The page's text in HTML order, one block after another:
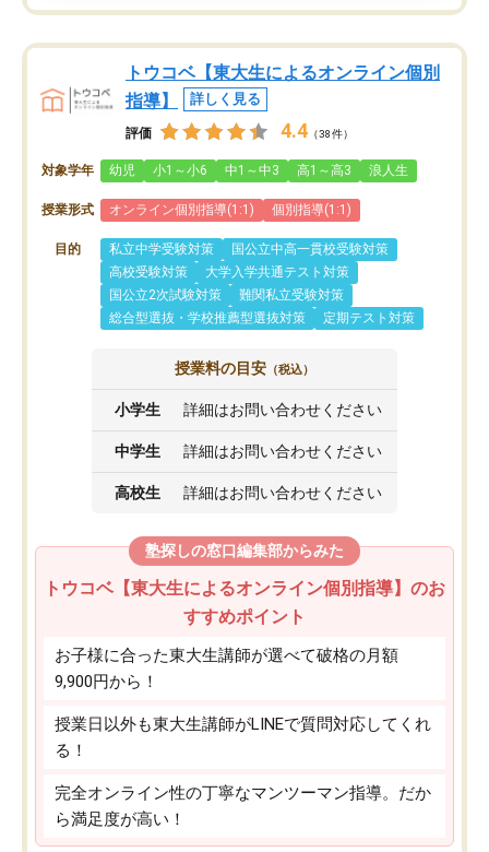
トウコベ【東大生によるオンライン個別
指導】
詳しく見る
評価 4.4 （38件）
対象学年 幼児 小1～小6 中1～中3 高1～高3 浪人生
授業形式 オンライン個別指導(1:1) 個別指導(1:1)
目的 私立中学受験対策
国公立中高一貫校受験対策
高校受験対策
大学入学共通テスト対策
国公立2次試験対策
難関私立受験対策
総合型選抜・学校推薦型選抜対策
定期テスト対策
授業料の目安 （税込）
小学生 詳細はお問い合わせください
中学生 詳細はお問い合わせください
高校生 詳細はお問い合わせください
塾探しの窓口編集部からみた
トウコベ【東大生によるオンライン個別指導】のお
すすめポイント
お子様に合った東大生講師が選べて破格の月額
9,900円から！
授業日以外も東大生講師がLINEで質問対応してくれ
る！
完全オンライン性の丁寧なマンツーマン指導。だか
ら満足度が高い！